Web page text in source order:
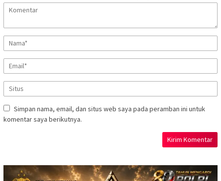
Simpan nama, email, dan situs web saya pada peramban ini untuk
komentar saya berikutnya.